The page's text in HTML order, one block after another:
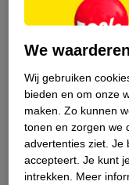
Kruidvat is een
zelfzorg, ook
gezondheidsvraag
Stel je
Ook in deze
Kruidvat.nl
We
Wij gebruiken
bieden en om onze
maken. Zo kunnen
tonen en zorgen we
advertenties ziet. Je
accepteert. Je kunt
intrekken.
Meer